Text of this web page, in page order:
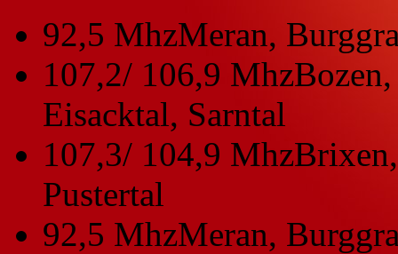
92,5 MhzMeran,
107,2/ 106,9 Mhz
Eisacktal, Sarntal
107,3/ 104,9 Mhz
Pustertal
92,5 MhzMeran,